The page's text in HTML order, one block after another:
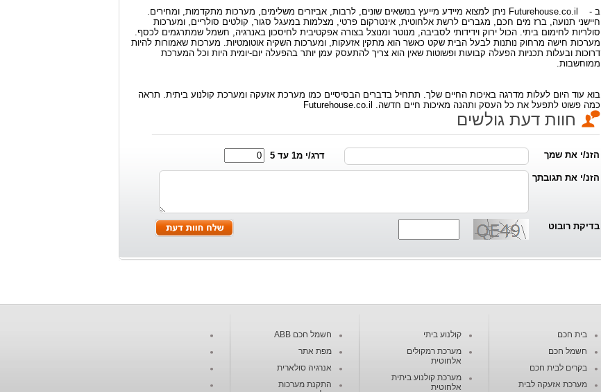
ב - Futurehouse.co.il ניתן למצוא מיידע מייעץ בנושאים שונים, לרבות, אביזרים משלימים, מערכות מתקדמות, ומחירים.
חיישני תנועה, ברז מים חכם, מגברים לרשת אלחוטית, אינטרקום פרטי, מצלמות במעגל סגור, קולטים סולריים, ומערכות
סולריות לחימום ביתי. הכול ירוק וידידותי לסביבה, מנוטר ומנוצל בצורה אפקטיבית לחיסכון באנרגיה, חשמל שמתרגמים לכסף.
מערכות חישה מרחוק נותנות לבעל הבית שקט כאשר הוא מתקין אזעקות, ומערכות השקיה אוטומטיות. מערכות שאמורות להיות
דרוכות ובעלות תכניות הפעלה קבועות ופשוטות שאין הוא צריך להתעסק עמן יותר בהפעלה יום-יומית היות וכל המערכת
ממוחשבות.
בוא עוד היום לעלות מדרגה באיכות החיים שלך. תתחיל בדברים הבסיסיים כמו מערכת אזעקה ומערכת קולנוע ביתית. תראה
כמה פשוט לתפעל את כל העסק ותהנה מאיכות חיים חדשה. Futurehouse.co.il
חוות דעת גולשים
הזנ/י את שמך דרג/י מ1 עד 5
הזנ/י את תגובתך
בדיקת רובוט
בית חכם
חשמל חכם
בקרים לבית חכם
מערכת אזעקה לבית
קולנוע ביתי
מערכת רמקולים
אלחוטית
מערכת קולנוע ביתית
אלחוטית
חשמל חכם ABB
מפת אתר
אנרגיה סולארית
התקנת מערכות